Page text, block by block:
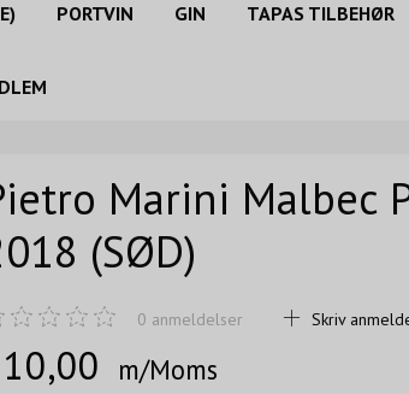
PORTVIN GIN TAPAS TILBEHØR
Marini Malbec
(SØD)
0 anmeldelser Skriv
m/Moms